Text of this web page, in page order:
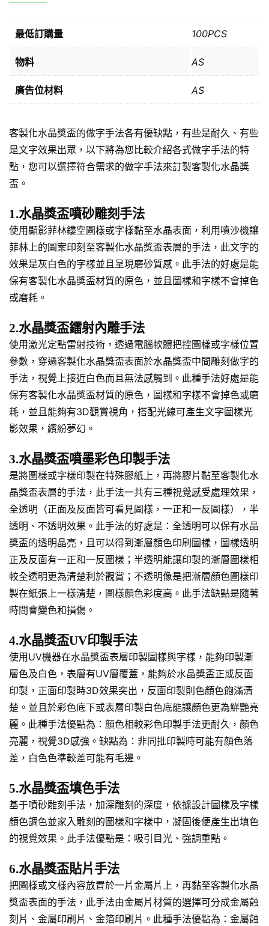
最低訂購量 100PCS
物料 AS
廣告位材料 AS
客製化水晶獎盃的做字手法各有優缺點，有些是耐久、有些
是文字效果出眾，以下將為您比較介紹各式做字手法的特
點，您可以選擇符合需求的做字手法來訂製客製化水晶獎
盃。
1.水晶獎盃噴砂雕刻手法
使用顯影菲林鏤空圖樣或字樣黏至水晶表面，利用噴沙機讓
菲林上的圖案印刻至客製化水晶獎盃表層的手法，此文字的
效果是灰白色的字樣並且呈現磨砂質感。此手法的好處是能
保有客製化水晶獎盃材質的原色，並且圖樣和字樣不會掉色
或磨耗。
2.水晶獎盃鐳射內雕手法
使用激光定點雷射技術，透過電腦軟體把控圖樣或字樣位置
參數，穿過客製化水晶獎盃表面於水晶獎盃中間雕刻做字的
手法，視覺上接近白色而且無法感觸到。此種手法好處是能
保有客製化水晶獎盃材質的原色，圖樣和字樣不會掉色或磨
耗，並且能夠有3D觀賞視角，搭配光線可產生文字圖樣光
影效果，繽紛夢幻。
3.水晶獎盃噴墨彩色印製手法
是將圖樣或字樣印製在特殊膠紙上，再將膠片黏至客製化水
晶獎盃表層的手法，此手法一共有三種視覺感受處理效果，
全透明（正面及反面皆可看見圖樣，一正和一反圖樣），半
透明、不透明效果。此手法的好處是：全透明可以保有水晶
獎盃的透明晶亮，且可以得到漸層顏色印刷圖樣，圖樣透明
正及反面有一正和一反圖樣；半透明能讓印製的漸層圖樣相
較全透明更為清楚利於觀賞；不透明像是把漸層顏色圖樣印
製在紙張上一樣清楚，圖樣顏色彩度高。此手法缺點是隨著
時間會變色和損傷。
4.水晶獎盃UV印製手法
使用UV機器在水晶獎盃表層印製圖樣與字樣，能夠印製漸
層色及白色，表層有UV層覆蓋，能夠於水晶獎盃正或反面
印製，正面印製時3D效果突出，反面印製則色顏色飽滿清
楚。並且於彩色底下或表層印製白色底能讓顏色更為鮮艷亮
麗。此種手法優點為：顏色相較彩色印製手法更耐久，顏色
亮麗，視覺3D感強。缺點為：非同批印製時可能有顏色落
差，白色色準較差可能有毛邊。
5.水晶獎盃填色手法
基于噴砂雕刻手法，加深雕刻的深度，依據設計圖樣及字樣
顏色調色並家入雕刻的圖樣和字樣中，凝固後便產生出填色
的視覺效果。此手法優點是：吸引目光、強調重點。
6.水晶獎盃貼片手法
把圖樣或文樣內容放置於一片金屬片上，再黏至客製化水晶
獎盃表面的手法，此手法由金屬片材質的選擇可分成金屬蝕
刻片、金屬印刷片、金箔印刷片。此種手法優點為：金屬蝕